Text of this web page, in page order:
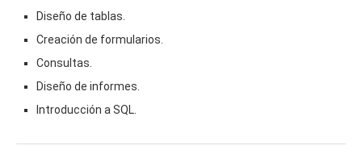
Diseño de tablas.
Creación de formularios.
Consultas.
Diseño de informes.
Introducción a SQL.